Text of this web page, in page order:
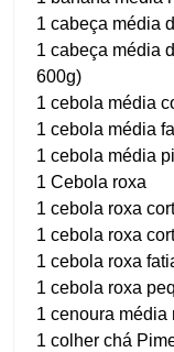
1 cabeça média
1 cabeça média
600g)
1 cebola média
1 cebola média
1 cebola média
1 Cebola roxa
1 cebola roxa
1 cebola roxa
1 cebola roxa
1 cebola roxa
1 cenoura média
1 colher chá